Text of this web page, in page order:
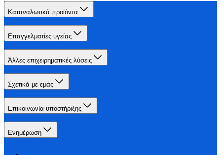
Καταναλωτικά προϊόντα
Επαγγελματίες υγείας
Άλλες επιχειρηματικές λύσεις
Σχετικά με εμάς
Επικοινωνία υποστήριξης
Ενημέρωση